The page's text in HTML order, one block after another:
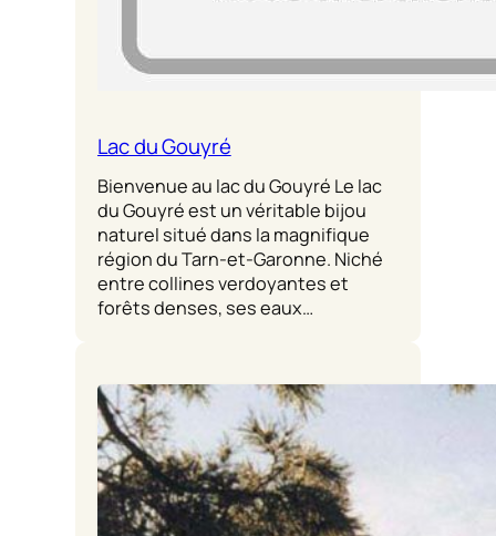
Lac du Gouyré
Bienvenue au lac du Gouyré Le lac
du Gouyré est un véritable bijou
naturel situé dans la magnifique
région du Tarn-et-Garonne. Niché
entre collines verdoyantes et
forêts denses, ses eaux…